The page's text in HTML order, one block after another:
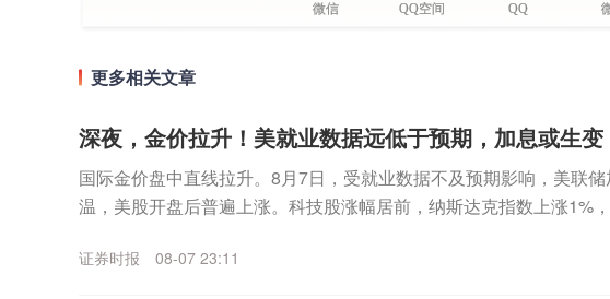
微信 QQ空间 QQ
更多相关文章
深夜，金价拉升！美就业数据远低于预期，加息或生变
国际金价盘中直线拉升。8月7日，受就业数据不及预期影响，美联
温，美股开盘后普遍上涨。科技股涨幅居前，纳斯达克指数上涨1%
证券时报 08-07 23:11